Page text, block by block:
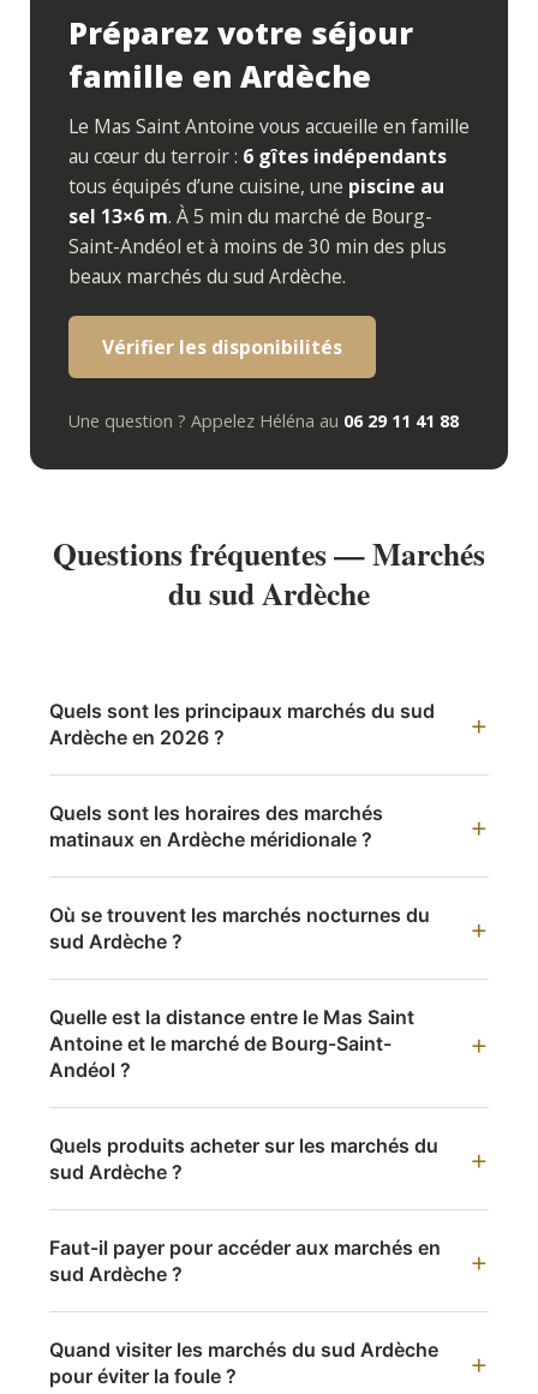
Préparez votre séjour
famille en Ardèche
Le Mas Saint Antoine vous accueille en famille
au cœur du terroir : 6 gîtes indépendants
tous équipés d’une cuisine, une piscine au
sel 13×6 m. À 5 min du marché de Bourg-
Saint-Andéol et à moins de 30 min des plus
beaux marchés du sud Ardèche.
Vérifier les disponibilités
Une question ? Appelez Héléna au 06 29 11 41 88
Questions fréquentes — Marchés
du sud Ardèche
Quels sont les principaux marchés du sud
Ardèche en 2026 ?
Quels sont les horaires des marchés
matinaux en Ardèche méridionale ?
Où se trouvent les marchés nocturnes du
sud Ardèche ?
Quelle est la distance entre le Mas Saint
Antoine et le marché de Bourg-Saint-
Andéol ?
Quels produits acheter sur les marchés du
sud Ardèche ?
Faut-il payer pour accéder aux marchés en
sud Ardèche ?
Quand visiter les marchés du sud Ardèche
pour éviter la foule ?